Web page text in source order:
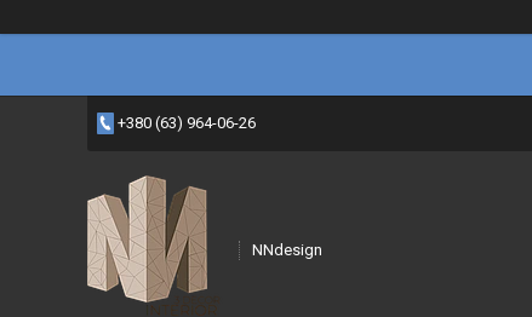
+380 (63) 964-06-26
NNdesign